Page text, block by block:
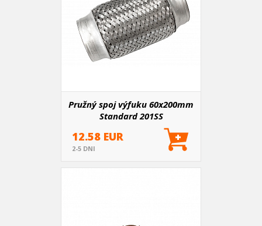
Pružný spoj výfuku 60x200mm
Standard 201SS
12.58 EUR
2-5 DNI